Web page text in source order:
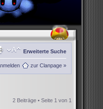
Erweiterte Suche
zur Clanpage »
2 Beiträge • Seite 1 von 1